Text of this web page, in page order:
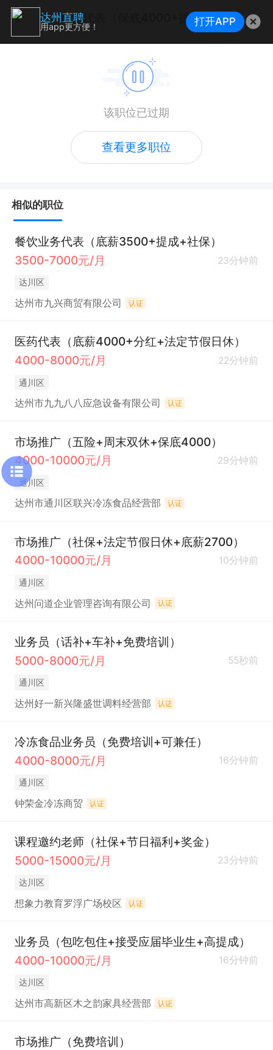
销售代表（保底4000+提成）
该职位已过期
查看更多职位
相似的职位
餐饮业务代表（底薪3500+提成+社保）
3500-7000元/月
23分钟前
达川区
达州市九兴商贸有限公司 认证
医药代表（底薪4000+分红+法定节假日休）
4000-8000元/月
22分钟前
通川区
达州市九九八八应急设备有限公司 认证
市场推广（五险+周末双休+保底4000）
4000-10000元/月
29分钟前
通川区
达州市通川区联兴冷冻食品经营部 认证
市场推广（社保+法定节假日休+底薪2700）
4000-10000元/月
10分钟前
通川区
达州问道企业管理咨询有限公司 认证
业务员（话补+车补+免费培训）
5000-8000元/月
55秒前
通川区
达州好一新兴隆盛世调料经营部 认证
冷冻食品业务员（免费培训+可兼任）
4000-8000元/月
16分钟前
通川区
钟荣金冷冻商贸 认证
课程邀约老师（社保+节日福利+奖金）
5000-15000元/月
23分钟前
达川区
想象力教育罗浮广场校区 认证
业务员（包吃包住+接受应届毕业生+高提成）
4000-10000元/月
16分钟前
达川区
达州市高新区木之韵家具经营部 认证
市场推广（免费培训）
达州直聘
用app更方便！ 打开APP